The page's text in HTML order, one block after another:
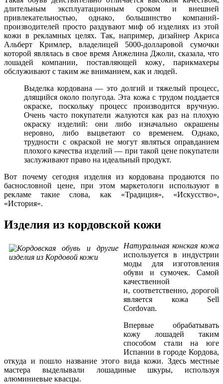
длительным эксплуатационным сроком и внешней
привлекательностью, однако‚ большинство компаний-
производителей просто раздувают миф об изделиях из этой
кожи в рекламных целях. Так, например, дизайнер Акриса
Альберт Кримлер, владелицей 5000-долларовой сумочки
которой являлась в свое время Анжелина Джоли, сказала, что
лошадей компании, поставляющей кожу‚ парикмахеры
обслуживают с таким же вниманием, как и людей.
Выделка кордована — это долгий и тяжелый процесс,
длящийся около полугода. Эта кожа с трудом поддается
окраске, поскольку процесс производится вручную.
Очень часто покупатели жалуются как раз на плохую
окраску изделий: они либо изначально окрашены
неровно, либо выцветают со временем. Однако,
трудности с окраской не могут являться оправданием
плохого качества изделий — при такой цене покупатели
заслуживают право на идеальный продукт.
Вот почему сегодня изделия из кордована продаются по
баснословной цене, при этом маркетологи используют в
рекламе такие слова, как «Традиция», «Искусство»,
«История».
Изделия из кордовской кожи
Натуральная конская кожа
используется в индустрии
моды для изготовления
обуви и сумочек. Самой
качественной
и, соответственно, дорогой
является кожа Sell
Cordovan.
Впервые обрабатывать
кожу лошадей таким
способом стали на юге
Испании в городе Кордова,
откуда и пошло название этого вида кожи. Здесь местные
мастера выделывали лошадиные шкуры, используя
алюминиевые квасцы.